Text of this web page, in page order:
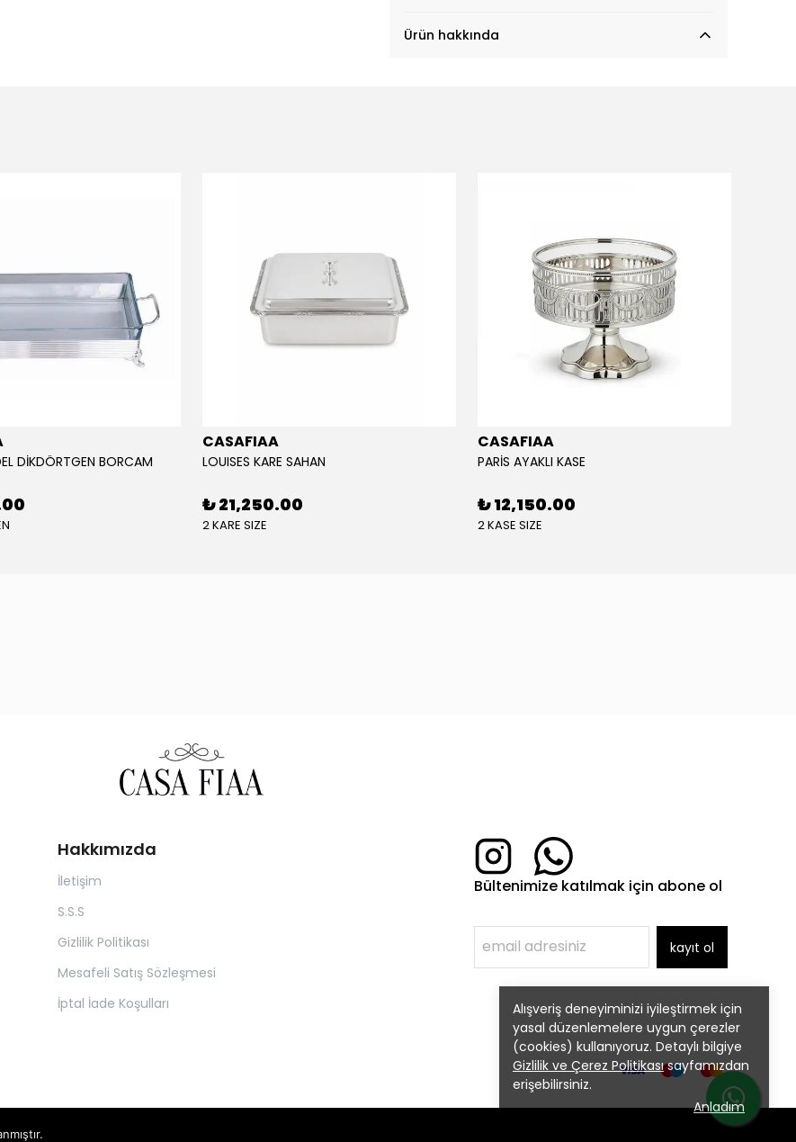
Alışveriş deneyiminizi iyileştirmek için
yasal düzenlemelere uygun çerezler
(cookies) kullanıyoruz. Detaylı bilgiye
Gizlilik ve Çerez Politikasısayfamızdan
erişebilirsiniz.
Anladım
Ürün hakkında
DİKDÖRTGEN BORCAM
CASAFIAA
LOUISES KARE SAHAN
₺ 21,250.00
2 KARE SIZE
CASAFIAA
PARİS AYAKLI KASE
₺ 12,150.00
2 KASE SIZE
Hakkımızda
İletişim
S.S.S
Gizlilik Politikası
Mesafeli Satış Sözleşmesi
İptal İade Koşulları
Bültenimize katılmak için abone ol
kayıt ol